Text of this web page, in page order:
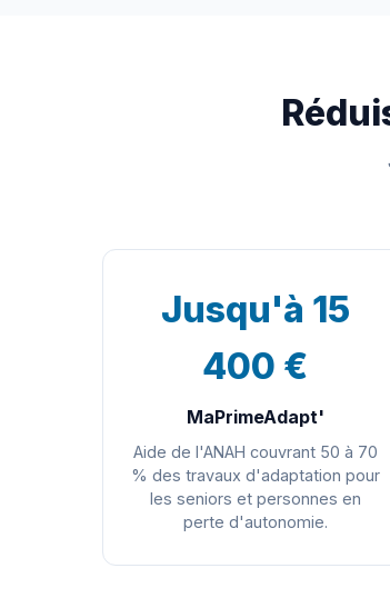
Jusqu'à 15
400 €
MaPrimeAdapt'
Aide de l'ANAH couvrant 50 à 70
% des travaux d'adaptation pour
les seniors et personnes en
perte d'autonomie.